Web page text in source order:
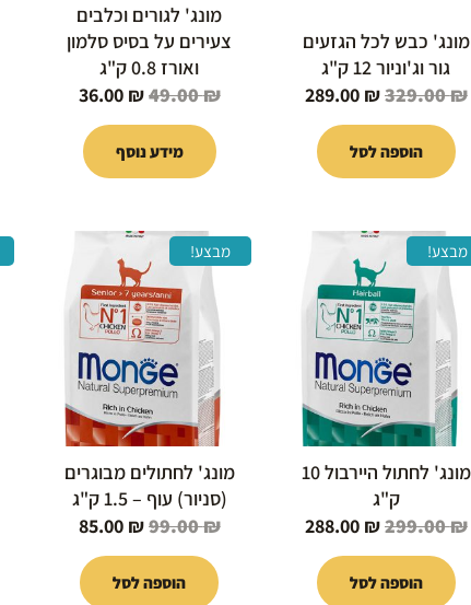
מונג' כבש לכל הגזעים
גור וג'וניור 12 ק"ג
329.00₪
289.00 ₪
הוספה לסל
מונג' לגורים וכלבים
צעירים על בסיס סלמון
ואורז 0.8 ק"ג
49.00₪
36.00 ₪
מידע נוסף
מבצע!
מונג' לחתול היירבול 10
ק"ג
299.00₪
המחיר
המקורי
היה:
299.00 ₪.
288.00 ₪
הוספה לסל
מבצע!
מונג' לחתולים מבוגרים
(סניור) עוף – 1.5 ק"ג
99.00₪
המחיר
המקורי
היה:
99.00 ₪.
85.00 ₪
הוא:
הוספה לסל